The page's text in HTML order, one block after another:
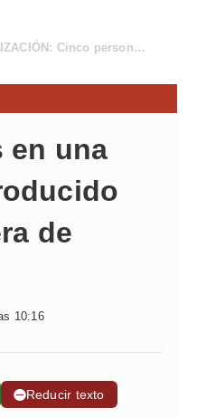
en una
de
10:16
➖Reducir texto